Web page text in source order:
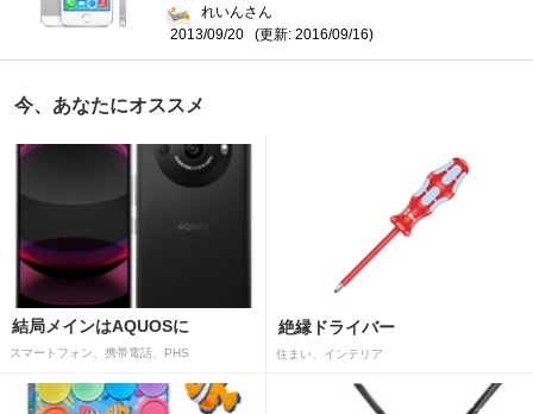
れいんさん
2013/09/20
(更新: 2016/09/16)
今、あなたにオススメ
結局メインはAQUOSに
スマートフォン、携帯電話、PHS
絶縁ドライバー
住まい、インテリア